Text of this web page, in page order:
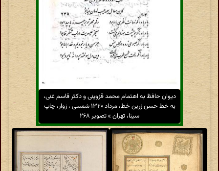
دیوان حافظ به اهتمام محمد قزوینی و دکتر قاسم غنی،
به خط حسن زرین خط، مرداد ۱۳۲۰ شمسی ، زوار، چاپ
سینا، تهران » تصویر ۲۶۸